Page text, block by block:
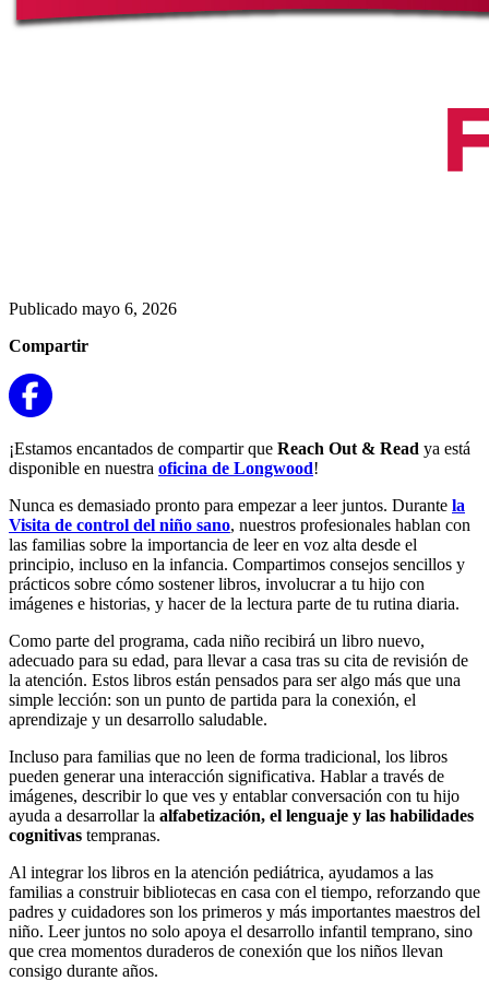
Publicado mayo 6, 2026
Compartir
¡Estamos encantados de compartir que Reach Out & Read ya está
disponible en nuestra oficina de Longwood!
Nunca es demasiado pronto para empezar a leer juntos. Durante la
Visita de control del niño sano, nuestros profesionales hablan con
las familias sobre la importancia de leer en voz alta desde el
principio, incluso en la infancia. Compartimos consejos sencillos y
prácticos sobre cómo sostener libros, involucrar a tu hijo con
imágenes e historias, y hacer de la lectura parte de tu rutina diaria.
Como parte del programa, cada niño recibirá un libro nuevo,
adecuado para su edad, para llevar a casa tras su cita de revisión de
la atención. Estos libros están pensados para ser algo más que una
simple lección: son un punto de partida para la conexión, el
aprendizaje y un desarrollo saludable.
Incluso para familias que no leen de forma tradicional, los libros
pueden generar una interacción significativa. Hablar a través de
imágenes, describir lo que ves y entablar conversación con tu hijo
ayuda a desarrollar la alfabetización, el lenguaje y las habilidades
cognitivas tempranas.
Al integrar los libros en la atención pediátrica, ayudamos a las
familias a construir bibliotecas en casa con el tiempo, reforzando que
padres y cuidadores son los primeros y más importantes maestros del
niño. Leer juntos no solo apoya el desarrollo infantil temprano, sino
que crea momentos duraderos de conexión que los niños llevan
consigo durante años.